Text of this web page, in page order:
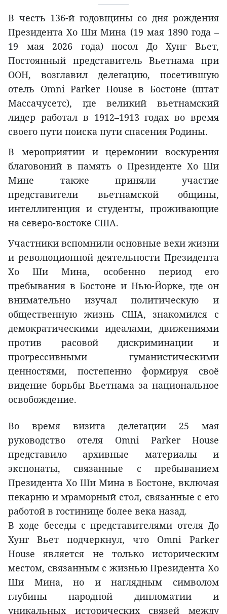
В честь 136-й годовщины со дня рождения
Президента Хо Ши Мина (19 мая 1890 года –
19 мая 2026 года) посол До Хунг Вьет,
Постоянный представитель Вьетнама при
ООН, возглавил делегацию, посетившую
отель Omni Parker House в Бостоне (штат
Массачусетс), где великий вьетнамский
лидер работал в 1912–1913 годах во время
своего пути поиска пути спасения Родины.
В мероприятии и церемонии воскурения
благовоний в память о Президенте Хо Ши
Мине также приняли участие
представители вьетнамской общины,
интеллигенция и студенты, проживающие
на северо-востоке США.
Участники вспомнили основные вехи жизни
и революционной деятельности Президента
Хо Ши Мина, особенно период его
пребывания в Бостоне и Нью-Йорке, где он
внимательно изучал политическую и
общественную жизнь США, знакомился с
демократическими идеалами, движениями
против расовой дискриминации и
прогрессивными гуманистическими
ценностями, постепенно формируя своё
видение борьбы Вьетнама за национальное
освобождение.
Во время визита делегации 25 мая
руководство отеля Omni Parker House
представило архивные материалы и
экспонаты, связанные с пребыванием
Президента Хо Ши Мина в Бостоне, включая
пекарню и мраморный стол, связанные с его
работой в гостинице более века назад.
В ходе беседы с представителями отеля До
Хунг Вьет подчеркнул, что Omni Parker
House является не только историческим
местом, связанным с жизнью Президента Хо
Ши Мина, но и наглядным символом
глубины народной дипломатии и
уникальных исторических связей между